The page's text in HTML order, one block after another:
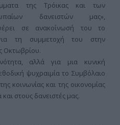
της Τρόικας και των
δανειστών μας»,
σε ανακοίνωσή του το
τη συμμετοχή του στην
Οκτωβρίου.
αλλά για μια κυνική
ψυχραιμία το Συμβόλαιο
κοινωνίας και της οικονομίας
στους δανειστές μας.